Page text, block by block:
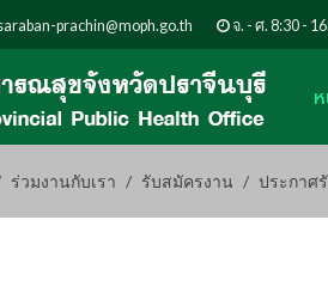
prachin@moph.go.th จ. - ศ. 8:30 -
ร่วมงานกับเรา รับสมัครงาน ประกาศ